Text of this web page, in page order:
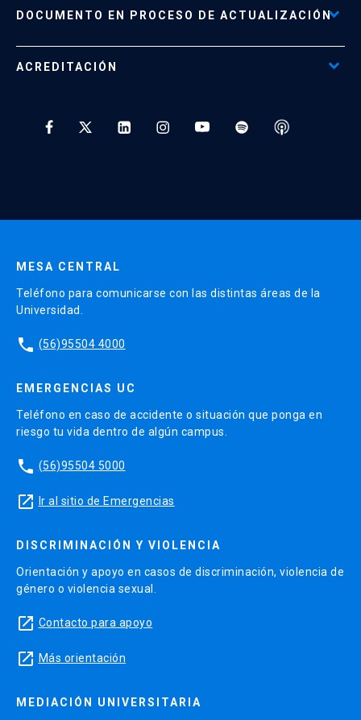
Políticas de Retiro, Devolución e Información Importante
Documento No Disponible file_download
DOCUMENTO EN PROCESO DE ACTUALIZACIÓN
ACREDITACIÓN
MESA CENTRAL
Teléfono para comunicarse con las distintas áreas de la
Universidad.
phone (56)95504 4000
EMERGENCIAS UC
Teléfono en caso de accidente o situación que ponga en
riesgo tu vida dentro de algún campus.
phone (56)95504 5000
launch Ir al sitio de Emergencias
DISCRIMINACIÓN Y VIOLENCIA
Orientación y apoyo en casos de discriminación, violencia de
género o violencia sexual.
launch Contacto para apoyo
launch Más orientación
MEDIACIÓN UNIVERSITARIA